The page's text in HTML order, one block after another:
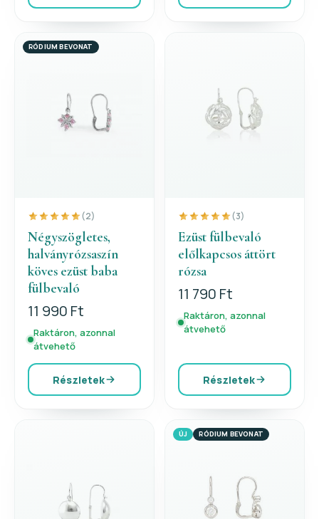
RÓDIUM BEVONAT
(2)
Négyszögletes,
halványrózsaszín
köves ezüst baba
fülbevaló
11 990 Ft
Raktáron, azonnal
átvehető
Részletek
(3)
Ezüst fülbevaló
előlkapcsos áttört
rózsa
11 790 Ft
Raktáron, azonnal
átvehető
Részletek
ÚJ RÓDIUM BEVONAT